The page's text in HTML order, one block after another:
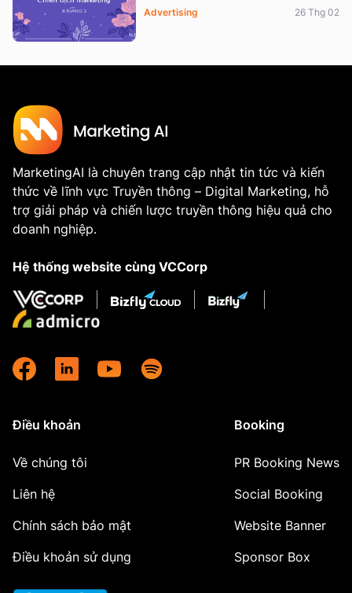
Advertising 26 Thg 02
MarketingAI là chuyên trang cập nhật tin tức và kiến
thức về lĩnh vực Truyền thông – Digital Marketing, hỗ
trợ giải pháp và chiến lược truyền thông hiệu quả cho
doanh nghiệp.
Hệ thống website cùng VCCorp
Điều khoản
Về chúng tôi
Liên hệ
Chính sách bảo mật
Điều khoản sử dụng
Booking
PR Booking News
Social Booking
Website Banner
Sponsor Box